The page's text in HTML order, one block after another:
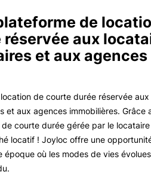
de
aux
et aux agences
de courte durée réservée aux
et aux agences immobilières. Grâce
courte durée gérée par le
locatif ! Joyloc offre une
où les modes de vies